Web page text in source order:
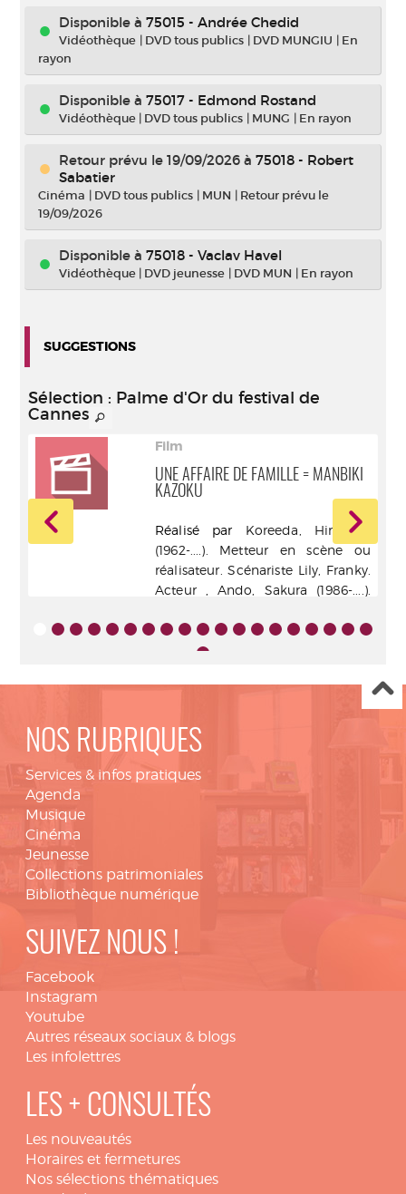
Disponible à 75015 - Andrée Chedid
Vidéothèque | DVD tous publics | DVD MUNGIU | En
rayon
Disponible à 75017 - Edmond Rostand
Vidéothèque | DVD tous publics | MUNG | En rayon
Retour prévu le 19/09/2026 à 75018 - Robert
Sabatier
Cinéma | DVD tous publics | MUN | Retour prévu le
19/09/2026
Disponible à 75018 - Vaclav Havel
Vidéothèque | DVD jeunesse | DVD MUN | En rayon
SUGGESTIONS
Sélection : Palme d'Or du festival de
Cannes
Film
UNE AFFAIRE DE FAMILLE = MANBIKI
KAZOKU
Réalisé par Koreeda, Hirokazu
(1962-....). Metteur en scène ou
réalisateur. Scénariste Lily, Franky.
Acteur, Ando, Sakura (1986-....).
Kairi, Jyo. Acteur , Sasaki, Miyu.
- Warner Bros.
Audiodescription
NOS RUBRIQUES
Services & infos pratiques
Agenda
Musique
Cinéma
Jeunesse
Collections patrimoniales
Bibliothèque numérique
SUIVEZ NOUS !
Facebook
Instagram
Youtube
Autres réseaux sociaux & blogs
Les infolettres
LES + CONSULTÉS
Les nouveautés
Horaires et fermetures
Nos sélections thématiques